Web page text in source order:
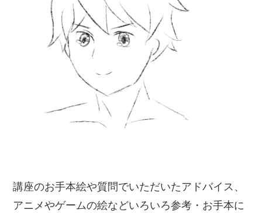
講座のお手本絵や質問でいただいたアドバイス、
アニメやゲームの絵などいろいろ参考・お手本に